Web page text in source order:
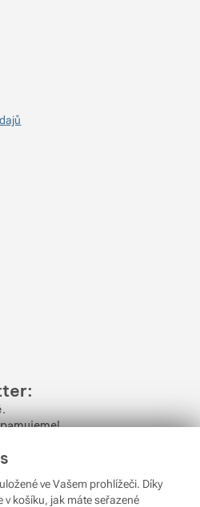
ve Vašem prohlížeči. Díky
v košíku, jak máte seřazené
se zpracovánímOsobních údajů.